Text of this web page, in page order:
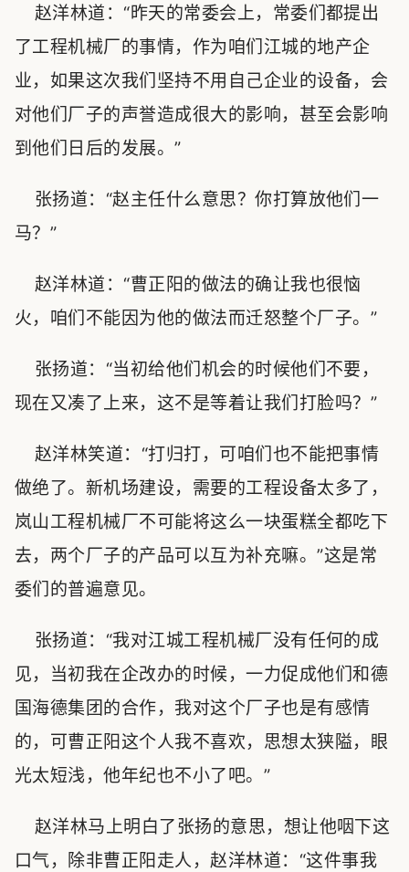
赵洋林道：“昨天的常委会上，常委们都提出
了工程机械厂的事情，作为咱们江城的地产企
业，如果这次我们坚持不用自己企业的设备，会
对他们厂子的声誉造成很大的影响，甚至会影响
到他们日后的发展。”
张扬道：“赵主任什么意思？你打算放他们一
马？”
赵洋林道：“曹正阳的做法的确让我也很恼
火，咱们不能因为他的做法而迁怒整个厂子。”
张扬道：“当初给他们机会的时候他们不要，
现在又凑了上来，这不是等着让我们打脸吗？”
赵洋林笑道：“打归打，可咱们也不能把事情
做绝了。新机场建设，需要的工程设备太多了，
岚山工程机械厂不可能将这么一块蛋糕全都吃下
去，两个厂子的产品可以互为补充嘛。”这是常
委们的普遍意见。
张扬道：“我对江城工程机械厂没有任何的成
见，当初我在企改办的时候，一力促成他们和德
国海德集团的合作，我对这个厂子也是有感情
的，可曹正阳这个人我不喜欢，思想太狭隘，眼
光太短浅，他年纪也不小了吧。”
赵洋林马上明白了张扬的意思，想让他咽下这
口气，除非曹正阳走人，赵洋林道：“这件事我